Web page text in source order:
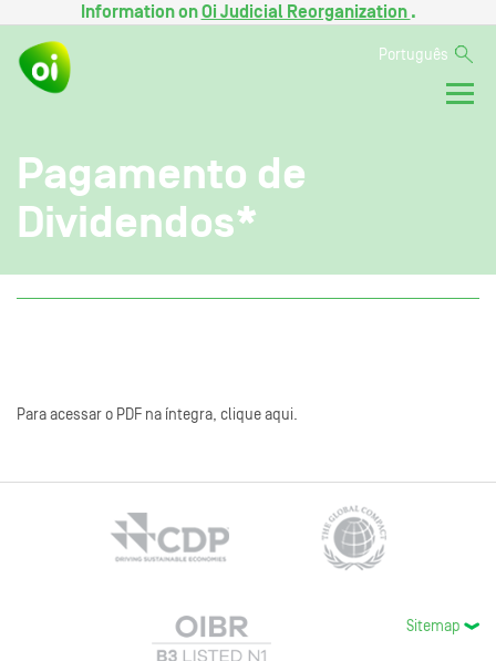
Information onOi Judicial Reorganization .
Português
Pagamento de
Dividendos*
Para acessar o PDF na íntegra, clique aqui.
Sitemap